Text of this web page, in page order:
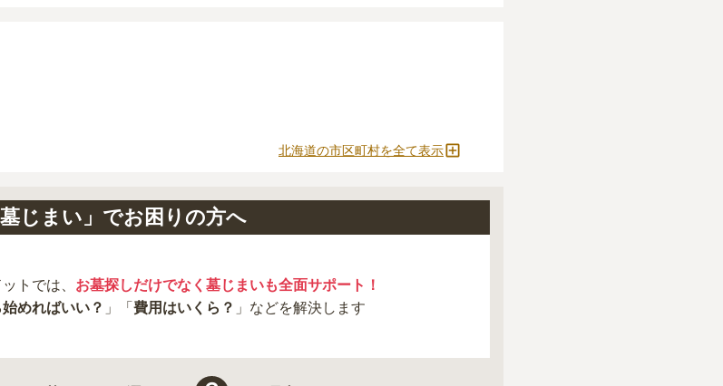
にかかる費用はないか」を必ず確認することをおすすめします。
北海道の市区町村を全て表示
墓じまい」でお困りの方へ
トでは、 お墓探しだけでなく墓じまいも全面サポート！
めればいい？ 」「 費用はいくら？ 」などを解決します